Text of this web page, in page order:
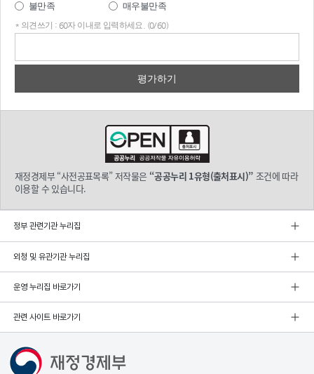
불만족
매우불만족
* 의견쓰기 : 60자 이내로 입력하세요. (0/60)
재정경제부 “사전공표목록” 저작물은 “공공누리 1유형(출처표시)” 조건에 따라
이용할 수 있습니다.
정부 관련기관 누리집
외청 및 유관기관 누리집
운영 누리집 바로가기
관련 사이트 바로가기